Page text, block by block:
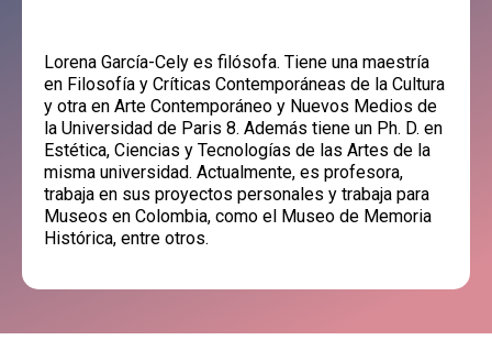
Lorena García-Cely es filósofa. Tiene una maestría
en Filosofía y Críticas Contemporáneas de la Cultura
y otra en Arte Contemporáneo y Nuevos Medios de
la Universidad de Paris 8. Además tiene un Ph. D. en
Estética, Ciencias y Tecnologías de las Artes de la
misma universidad. Actualmente, es profesora,
trabaja en sus proyectos personales y trabaja para
Museos en Colombia, como el Museo de Memoria
Histórica, entre otros.